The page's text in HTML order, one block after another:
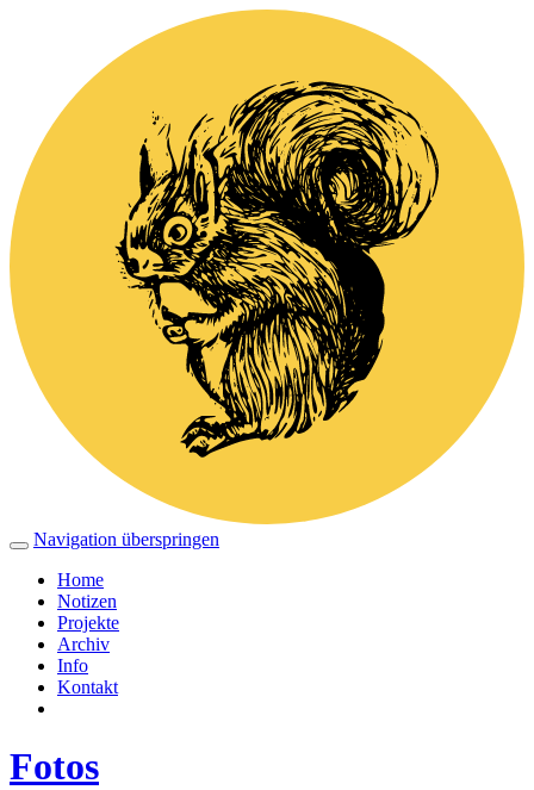
Navigation überspringen
Home
Notizen
Projekte
Archiv
Info
Kontakt
Fotos